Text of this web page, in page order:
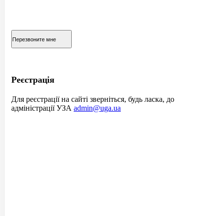
Реєстрація
Для реєстрації на сайті зверніться, будь ласка, до
адміністрації УЗА admin@uga.ua